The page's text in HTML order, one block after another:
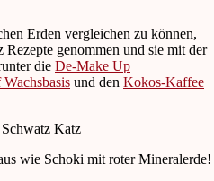
Erden vergleichen zu können,
genommen und sie mit der
die De-Make Up
und den Kokos-Kaffee
wie Schoki mit roter